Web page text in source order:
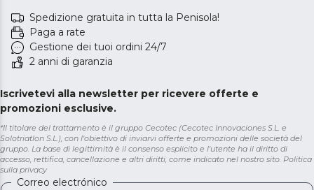
Spedizione gratuita in tutta la Penisola!
Paga a rate
Gestione dei tuoi ordini 24/7
2 anni di garanzia
Iscrivetevi alla newsletter per ricevere offerte e
promozioni esclusive.
*Il titolare del trattamento è il gruppo Cecotec (Cecotec Innovaciones S.L. e
Solotriatlon S.L.), con l'obiettivo di inviarvi offerte e promozioni delle società del
gruppo. La base di legittimità è il consenso esplicito e l'utente ha il diritto di
accesso, rettifica, cancellazione e altri diritti, come indicato nel nostro sito. Politica
sulla privacy
Correo electrónico